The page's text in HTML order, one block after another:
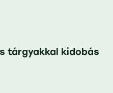
tárgyakkal kidobás